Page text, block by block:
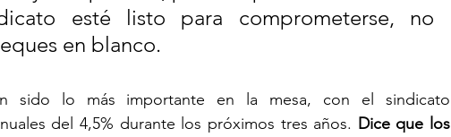
esté listo para comprometerse, no
en blanco.
sido lo más importante en la mesa, con el sindicato
del 4,5% durante los próximos tres años. Dice que los